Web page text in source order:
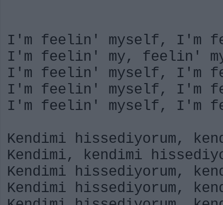
I'm feelin' myself, I'm
I'm feelin' my, feelin'
I'm feelin' myself, I'm
I'm feelin' myself, I'm
I'm feelin' myself, I'm
Kendimi hissediyorum,
Kendimi, kendimi
Kendimi hissediyorum,
Kendimi hissediyorum,